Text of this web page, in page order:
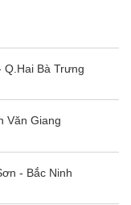
Q.Hai Bà Trưng
Văn Giang
- Bắc Ninh